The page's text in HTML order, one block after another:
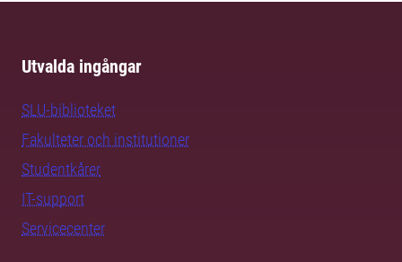
Utvalda ingångar
SLU-biblioteket
Fakulteter och institutioner
Studentkårer
IT-support
Servicecenter